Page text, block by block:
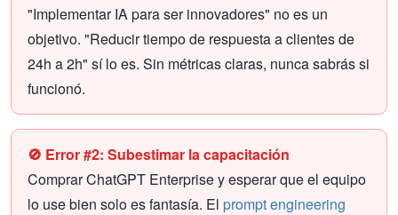
"Implementar IA para ser innovadores" no es un
objetivo. "Reducir tiempo de respuesta a clientes de
24h a 2h" sí lo es. Sin métricas claras, nunca sabrás si
funcionó.
🚫 Error #2: Subestimar la capacitación
Comprar ChatGPT Enterprise y esperar que el equipo
lo use bien solo es fantasía. El prompt engineering